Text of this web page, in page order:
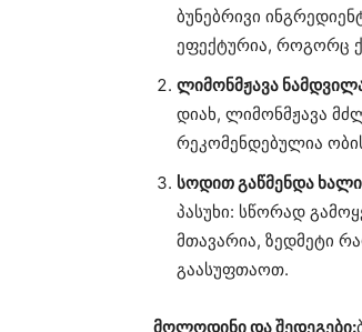
ბუნებრივი
ეფექტურია, როგორც
ლიმონმჟავა
დიახ, ლიმონმჟავა
რეკომენდებულია
სოდით გაწმენდა
პასუხი: სწორად
მთავარია, ზედმეტი
გაასუფთაოთ.
მოლოდინი და შედეგები: